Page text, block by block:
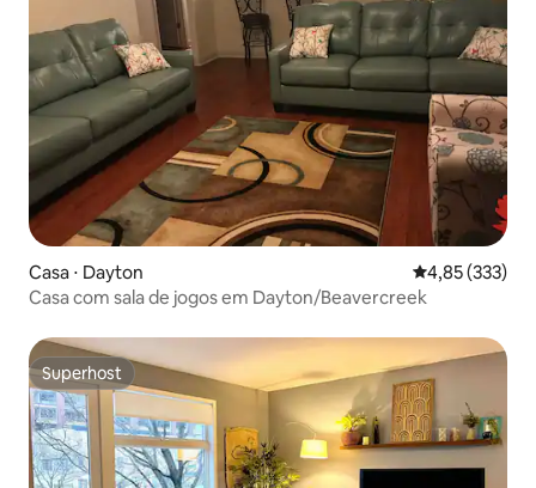
Casa ⋅ Dayton 4,85 de uma
4,85 (333)
Casa com sala de jogos em Dayton/Beavercreek
Superhost
Superhost